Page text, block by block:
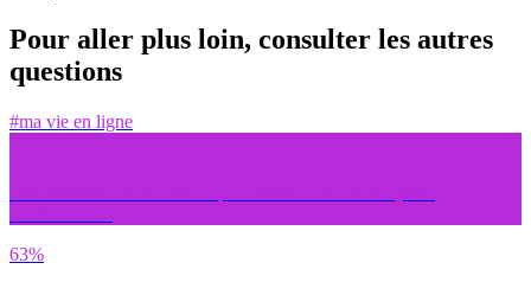
Pour aller plus loin, consulter les autres
questions
#ma vie en ligne
63%